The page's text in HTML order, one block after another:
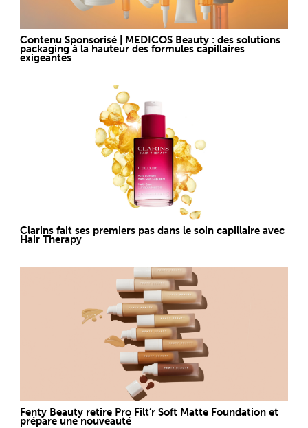
Contenu Sponsorisé | MEDICOS Beauty : des solutions
packaging à la hauteur des formules capillaires
exigeantes
Clarins fait ses premiers pas dans le soin capillaire avec
Hair Therapy
Fenty Beauty retire Pro Filt’r Soft Matte Foundation et
prépare une nouveauté